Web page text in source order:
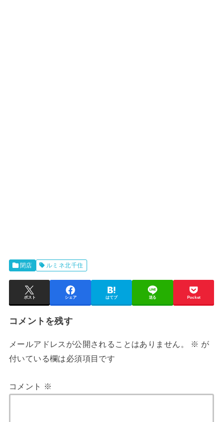
閉店 ルミネ北千住
ポスト シェア はてブ 送る Pocket
コメントを残す
メールアドレスが公開されることはありません。 ※ が
付いている欄は必須項目です
コメント ※